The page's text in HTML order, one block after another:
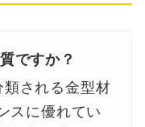
ですか？
される金型材
スに優れてい